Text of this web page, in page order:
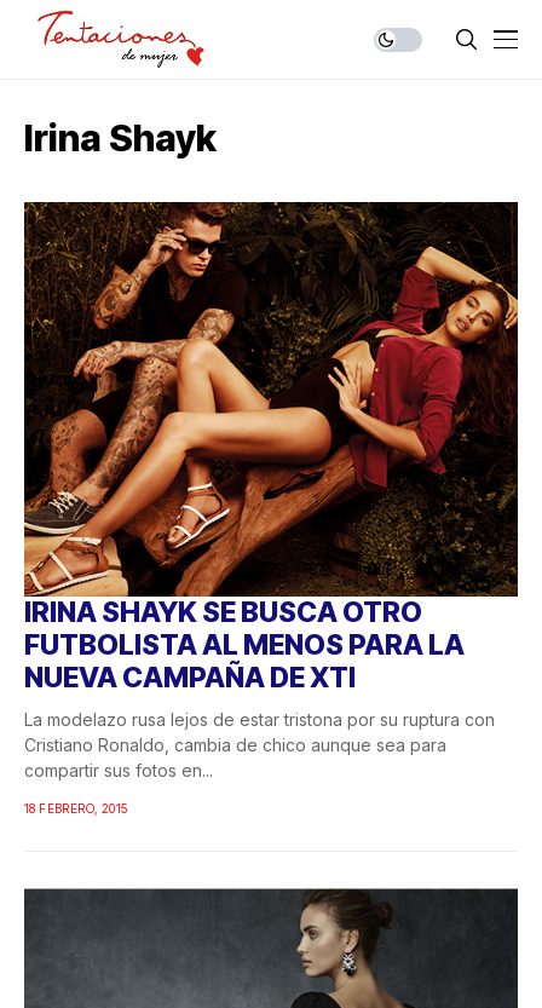
Irina Shayk
IRINA SHAYK SE BUSCA OTRO
FUTBOLISTA AL MENOS PARA LA
NUEVA CAMPAÑA DE XTI
La modelazo rusa lejos de estar tristona por su ruptura con
Cristiano Ronaldo, cambia de chico aunque sea para
compartir sus fotos en...
18 FEBRERO, 2015